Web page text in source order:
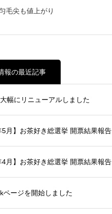
毛尖も値上がり
報の最近記事
幅にリニューアルしました
5月】お茶好き総選挙 開票結果報告
4月】お茶好き総選挙 開票結果報告
ページを開始しました